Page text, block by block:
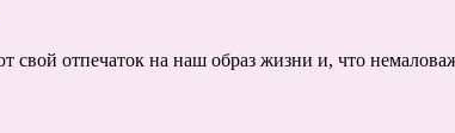
отпечаток на наш образ жизни и, что